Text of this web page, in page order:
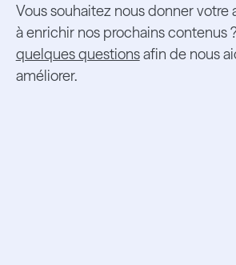
Vous souhaitez nous donner votre
à enrichir nos prochains contenus
quelques questionsafin de nous
améliorer.